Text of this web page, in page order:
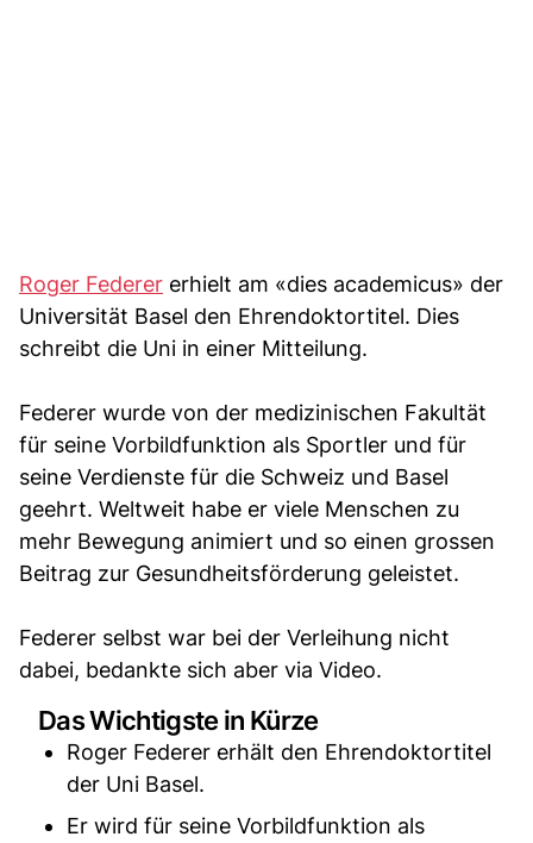
Roger Federer erhielt am «dies academicus» der
Universität Basel den Ehrendoktortitel. Dies
schreibt die Uni in einer Mitteilung.
Federer wurde von der medizinischen Fakultät
für seine Vorbildfunktion als Sportler und für
seine Verdienste für die Schweiz und Basel
geehrt. Weltweit habe er viele Menschen zu
mehr Bewegung animiert und so einen grossen
Beitrag zur Gesundheitsförderung geleistet.
Federer selbst war bei der Verleihung nicht
dabei, bedankte sich aber via Video.
Das Wichtigste in Kürze
Roger Federer erhält den Ehrendoktortitel
der Uni Basel.
Er wird für seine Vorbildfunktion als